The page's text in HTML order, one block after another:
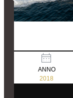
ANNO
2018